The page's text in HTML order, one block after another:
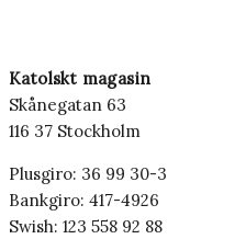
Katolskt magasin
Skånegatan 63
116 37 Stockholm
Plusgiro: 36 99 30-3
Bankgiro: 417-4926
Swish: 123 558 92 88